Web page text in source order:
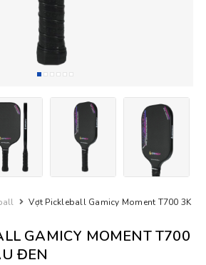
Vợt Pickleball Gamicy Moment T700 3K
GAMICY MOMENT T700
ĐEN